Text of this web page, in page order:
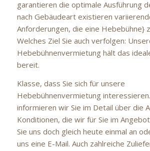
garantieren die optimale Ausführung
nach Gebäudeart existieren
Anforderungen, die eine Hebebühne}
Welches Ziel Sie auch verfolgen:
Hebebühnenvermietung hält das
bereit.
Klasse, dass Sie sich für unsere
Hebebühnenvermietung
informieren wir Sie im Detail über die
Konditionen, die wir für Sie im
Sie uns doch gleich heute einmal an
uns eine E-Mail. Auch zahlreiche